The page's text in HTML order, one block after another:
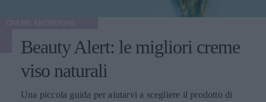
Beauty Alert: le migliori creme
viso naturali
Una piccola guida per aiutarvi a scegliere il prodotto di